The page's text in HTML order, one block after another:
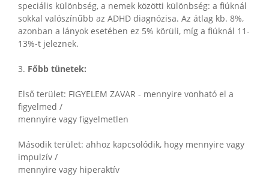
speciális különbség, a nemek közötti különbség: a fiúknál
sokkal valószínűbb az ADHD diagnózisa. Az átlag kb. 8%,
azonban a lányok esetében ez 5% körüli, míg a fiúknál 11-
13%-t jeleznek.
3. Főbb tünetek:
Első terület: FIGYELEM ZAVAR - mennyire vonható el a
figyelmed /
mennyire vagy figyelmetlen
Második terület: ahhoz kapcsolódik, hogy mennyire vagy
impulzív /
mennyire vagy hiperaktív